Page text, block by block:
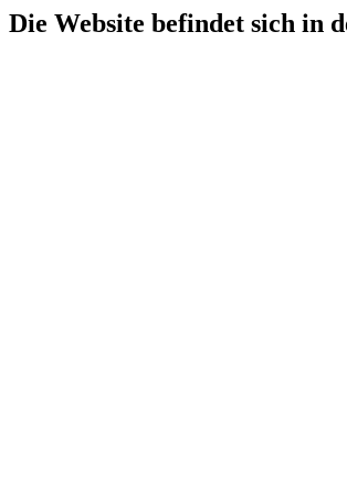
Die Website befindet sich in